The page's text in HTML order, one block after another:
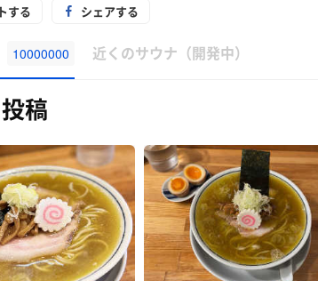
する シェアする
10000000 近くのサウナ（開発中）
稿